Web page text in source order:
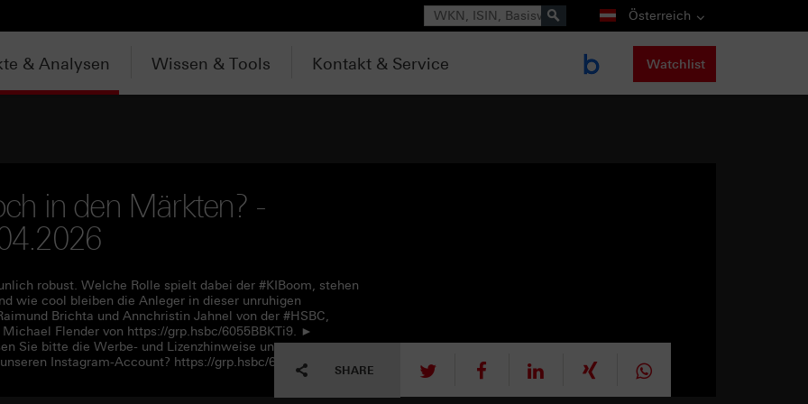
Suche Österreich
& Analysen Wissen & Tools Kontakt & Service Watchlist
in den Märkten? -
robust. Welche Rolle spielt dabei der #KIBoom, stehen
wie cool bleiben die Anleger in dieser unruhigen
Brichta und Annchristin Jahnel von der #HSBC,
Flender von https://grp.hsbc/6055BBKTi9. ►
Sie bitte die Werbe- und Lizenzhinweise unter
Instagram-Account? https://grp.hsbc/6050q4HQC
SHARE tweet mitteilen